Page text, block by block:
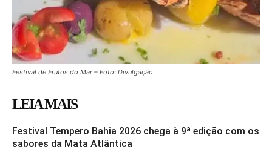
Festival de Frutos do Mar – Foto: Divulgação
LEIA MAIS
Festival Tempero Bahia 2026 chega à 9ª edição com os
sabores da Mata Atlântica